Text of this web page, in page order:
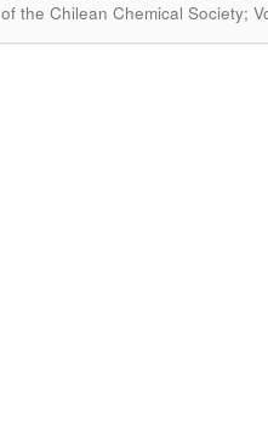
of the Chilean Chemical Society;